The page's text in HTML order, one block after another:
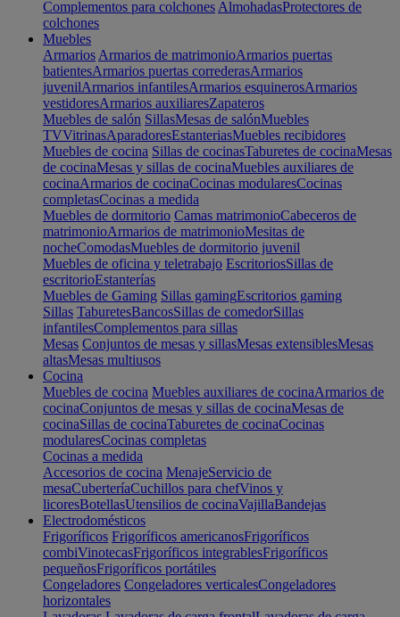
Complementos para colchones AlmohadasProtectores de
colchones
Muebles
Armarios Armarios de matrimonioArmarios puertas
batientesArmarios puertas correderasArmarios
juvenilArmarios infantilesArmarios esquinerosArmarios
vestidoresArmarios auxiliaresZapateros
Muebles de salón SillasMesas de salónMuebles
TVVitrinasAparadoresEstanteriasMuebles recibidores
Muebles de cocina Sillas de cocinasTaburetes de cocinaMesas
de cocinaMesas y sillas de cocinaMuebles auxiliares de
cocinaArmarios de cocinaCocinas modularesCocinas
completasCocinas a medida
Muebles de dormitorio Camas matrimonioCabeceros de
matrimonioArmarios de matrimonioMesitas de
nocheComodasMuebles de dormitorio juvenil
Muebles de oficina y teletrabajo EscritoriosSillas de
escritorioEstanterías
Muebles de Gaming Sillas gamingEscritorios gaming
Sillas TaburetesBancosSillas de comedorSillas
infantilesComplementos para sillas
Mesas Conjuntos de mesas y sillasMesas extensiblesMesas
altasMesas multiusos
Cocina
Muebles de cocina Muebles auxiliares de cocinaArmarios de
cocinaConjuntos de mesas y sillas de cocinaMesas de
cocinaSillas de cocinaTaburetes de cocinaCocinas
modularesCocinas completas
Cocinas a medida
Accesorios de cocina MenajeServicio de
mesaCuberteríaCuchillos para chefVinos y
licoresBotellasUtensilios de cocinaVajillaBandejas
Electrodomésticos
Frigoríficos Frigoríficos americanosFrigoríficos
combiVinotecasFrigoríficos integrablesFrigoríficos
pequeñosFrigoríficos portátiles
Congeladores Congeladores verticalesCongeladores
horizontales